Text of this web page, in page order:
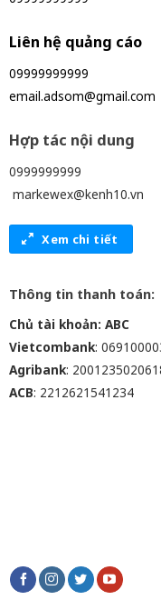
Liên hệ quảng cáo
09999999999
email.adsom@gmail.com
Hợp tác nội dung
0999999999
markewex@kenh10.vn
Xem chi tiết
Thông tin thanh toán:
Chủ tài khoản: ABC
Vietcombank:
Agribank:
ACB: 2212621541234